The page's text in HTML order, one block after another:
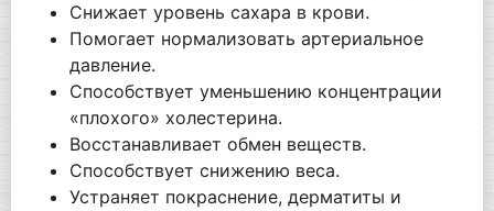
Снижает уровень сахара в крови.
Помогает нормализовать артериальное
давление.
Способствует уменьшению концентрации
«плохого» холестерина.
Восстанавливает обмен веществ.
Способствует снижению веса.
Устраняет покраснение, дерматиты и